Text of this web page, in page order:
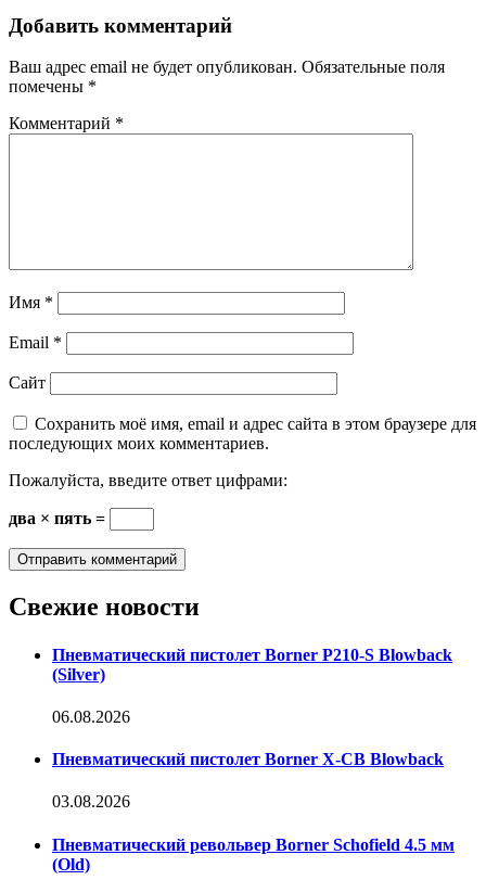
Добавить комментарий
Ваш адрес email не будет опубликован. Обязательные поля
помечены *
Комментарий *
Имя *
Email *
Сайт
Сохранить моё имя, email и адрес сайта в этом браузере для
последующих моих комментариев.
Пожалуйста, введите ответ цифрами:
два × пять =
Свежие новости
Пневматический пистолет Borner P210-S Blowback
(Silver)
06.08.2026
Пневматический пистолет Borner X-CB Blowback
03.08.2026
Пневматический револьвер Borner Schofield 4.5 мм
(Old)